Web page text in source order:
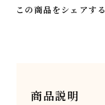
この商品をシェアする
商品説明